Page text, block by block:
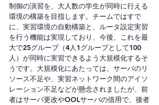
制御の演習を、大人数の学生が同時に行える
環境の構築を目指します。チームではすで
に、実習環境の自動構築と、ルータ設定実習
を行う機能は実現しており、今後、これを最
大で25グループ（4人1グループとして100
人）が同時に実習できるよう大規模化するそ
うです。大規模化にあたっては、サーバのリ
ソース不足や、実習ネットワーク間のアイソ
レーション不足などが懸念されましたが、前
者はサーバ更改やOOLサーバの借用で、後者